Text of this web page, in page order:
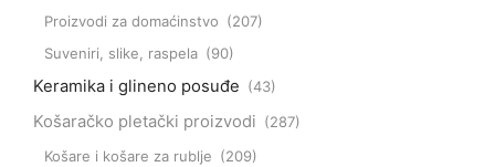
Proizvodi za domaćinstvo (207)
Suveniri, slike, raspela (90)
Keramika i glineno posuđe (43)
Košaračko pletački proizvodi (287)
Košare i košare za rublje (209)